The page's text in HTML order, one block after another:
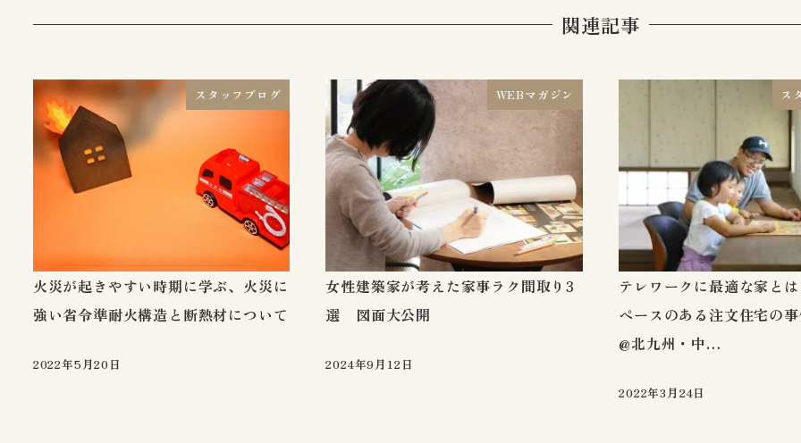
関連記事
スタッフブログ
火災が起きやすい時期に学ぶ、火災に
強い省令準耐火構造と断熱材について
2022年5月20日
WEBマガジン
女性建築家が考えた家事ラク間取り3
選 図面大公開
2024年9月12日
ス
テレワークに最適な家と
ペースのある注文住宅の
@北九州・中…
2022年3月24日